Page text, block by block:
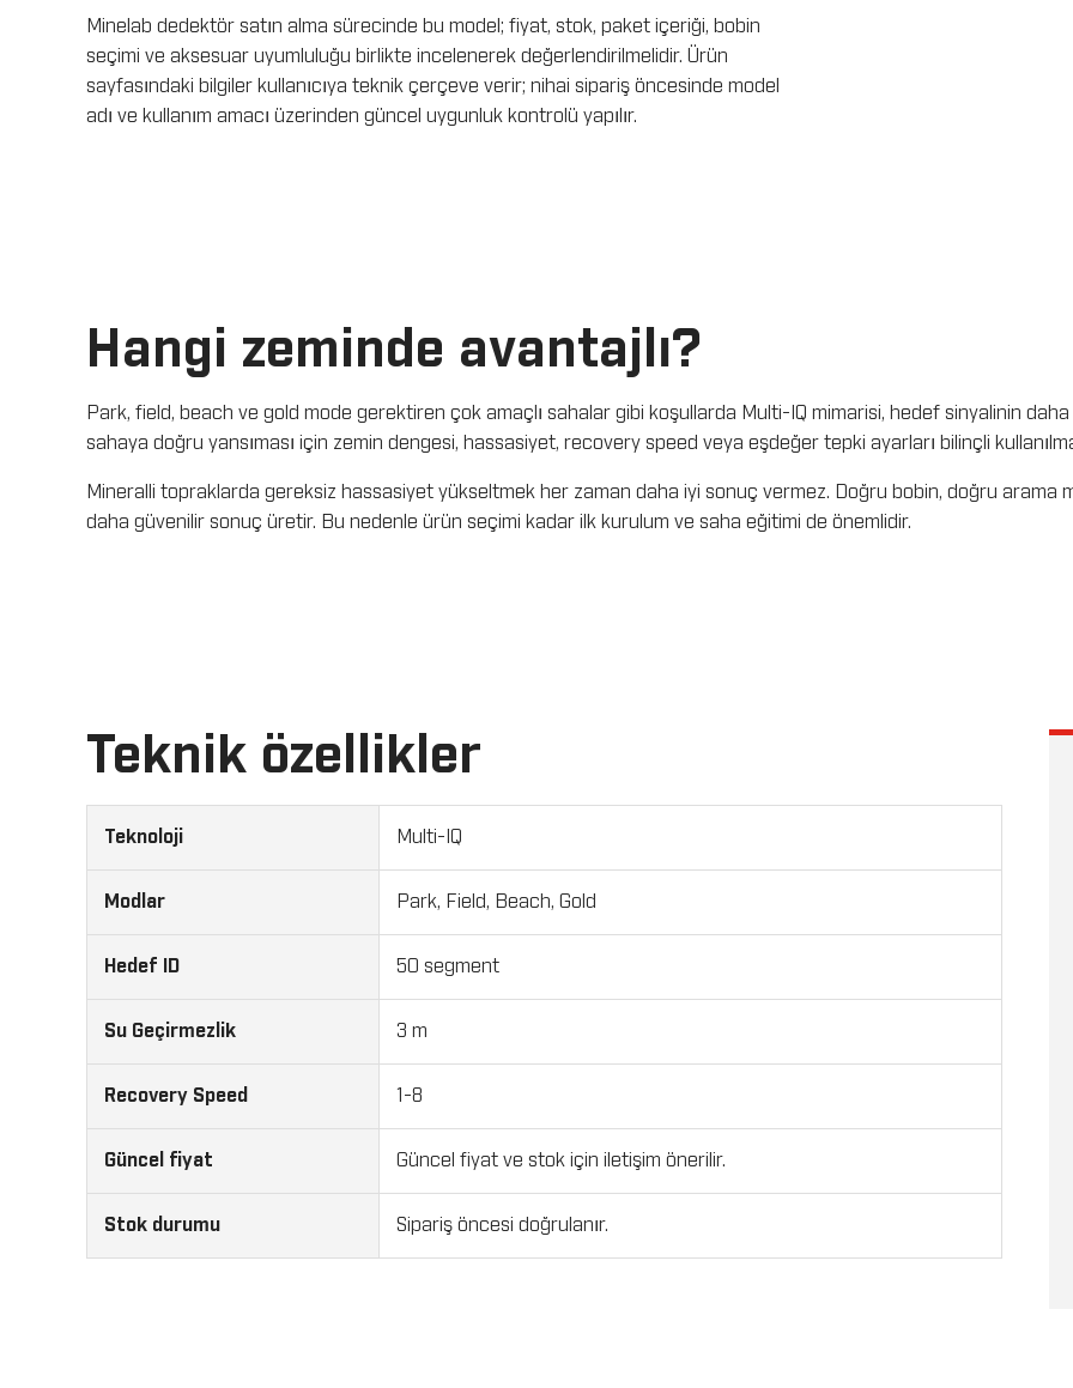
Minelab dedektör satın alma sürecinde bu model; fiyat, stok, paket içeriği, bobin
seçimi ve aksesuar uyumluluğu birlikte incelenerek değerlendirilmelidir. Ürün
sayfasındaki bilgiler kullanıcıya teknik çerçeve verir; nihai sipariş öncesinde model
adı ve kullanım amacı üzerinden güncel uygunluk kontrolü yapılır.
Hangi zeminde avantajlı?
Park, field, beach ve gold mode gerektiren çok amaçlı sahalar gibi koşullarda Multi-IQ mimarisi, hedef sinyalinin daha
sahaya doğru yansıması için zemin dengesi, hassasiyet, recovery speed veya eşdeğer tepki ayarları bilinçli
Mineralli topraklarda gereksiz hassasiyet yükseltmek her zaman daha iyi sonuç vermez. Doğru bobin, doğru arama
daha güvenilir sonuç üretir. Bu nedenle ürün seçimi kadar ilk kurulum ve saha eğitimi de önemlidir.
Teknik özellikler
Teknoloji Multi-IQ
Modlar Park, Field, Beach, Gold
Hedef ID 50 segment
Su Geçirmezlik 3 m
Recovery Speed 1-8
Güncel fiyat Güncel fiyat ve stok için iletişim önerilir.
Stok durumu Sipariş öncesi doğrulanır.